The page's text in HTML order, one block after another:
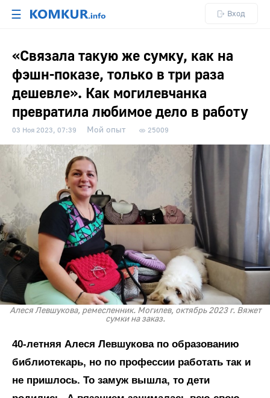
☰ Вход
«Связала такую же сумку, как на
фэшн-показе, только в три раза
дешевле». Как могилевчанка
превратила любимое дело в работу
03 Ноя 2023, 07:39 Мой опыт 25009
Алеся Левшукова, ремесленник. Могилев, октябрь 2023 г. Вяжет
сумки на заказ.
40-летняя Алеся Левшукова по образованию
библиотекарь, но по профессии работать так и
не пришлось. То замуж вышла, то дети